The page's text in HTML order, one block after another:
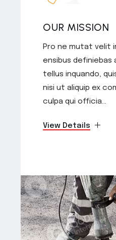
OUR MISSION
Pro ne mutat velit
ensibus definiebas
tellus inquando,
nisi ut aliquip ex
culpa qui officia...
View Details